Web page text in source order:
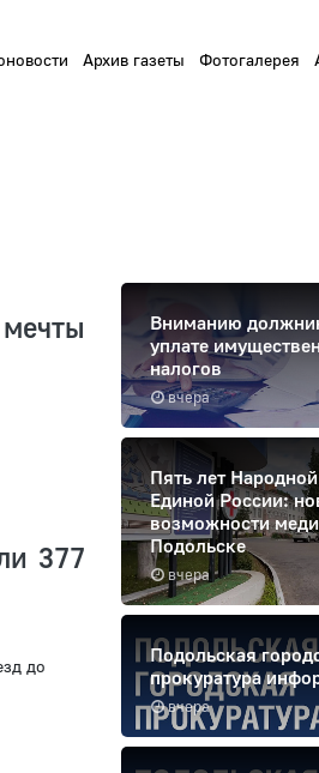
Архив газеты Фотогалерея
377
до
вчера
Вниманию
уплате
налогов
вчера
Пять лет
Единой России:
возможности
Подольске
вчера
Подольская
прокуратура